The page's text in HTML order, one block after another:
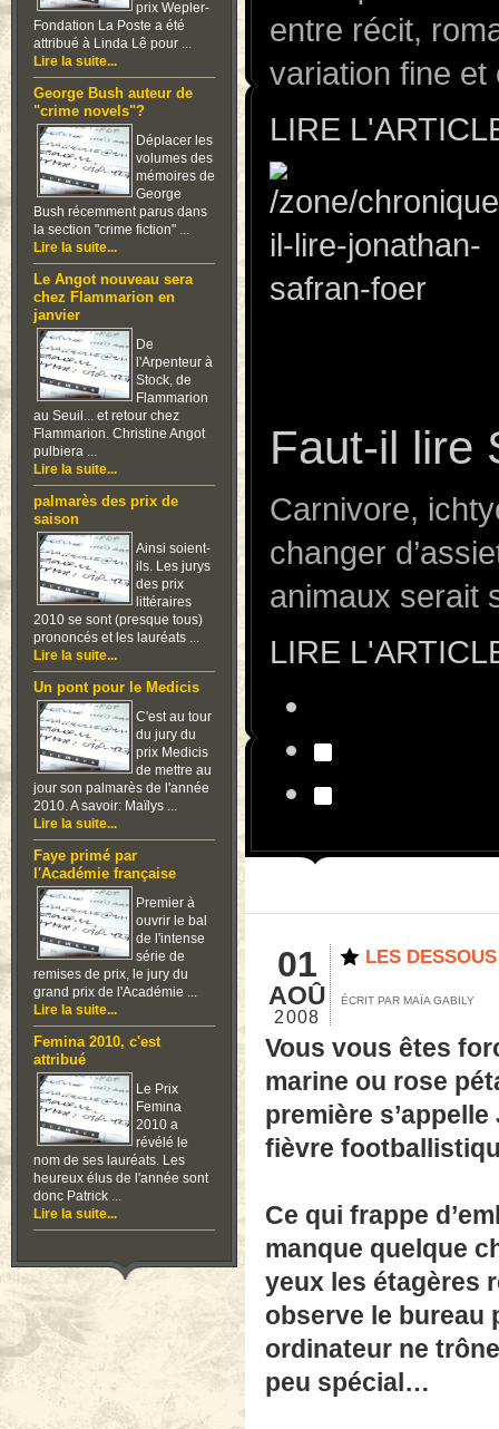
prix Wepler-
Fondation La Poste a été
attribué à Linda Lê pour ...
Lire la suite...
George Bush auteur de
"crime novels"?
Déplacer les
volumes des
mémoires de
George
Bush récemment parus dans
la section "crime fiction" ...
Lire la suite...
Le Angot nouveau sera
chez Flammarion en
janvier
De
l'Arpenteur à
Stock, de
Flammarion
au Seuil... et retour chez
Flammarion. Christine Angot
pulbiera ...
Lire la suite...
palmarès des prix de
saison
Ainsi soient-
ils. Les jurys
des prix
littéraires
2010 se sont (presque tous)
prononcés et les lauréats ...
Lire la suite...
Un pont pour le Medicis
C'est au tour
du jury du
prix Medicis
de mettre au
jour son palmarès de l'année
2010. A savoir: Maïlys ...
Lire la suite...
Faye primé par
l'Académie française
Premier à
ouvrir le bal
de l'intense
série de
remises de prix, le jury du
grand prix de l'Académie ...
Lire la suite...
Femina 2010, c'est
attribué
Le Prix
Femina
2010 a
révélé le
nom de ses lauréats. Les
heureux élus de l'année sont
donc Patrick ...
Lire la suite...
entre récit,
variation fine et
LIRE
changer
animaux serait
LIRE
01
2008
LES
Vous vous êtes
marine ou rose
première
fièvre
Ce qui frappe
manque quelque
observe le bureau
ordinateur ne
peu spécial…
Cheveux gris, yeux
quarantaine et